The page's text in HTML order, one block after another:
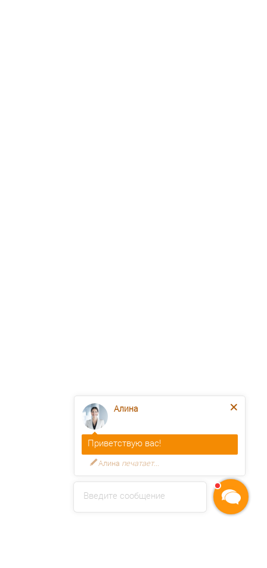
Введите сообщение
Алина
Приветствую вас!
Алина печатает...